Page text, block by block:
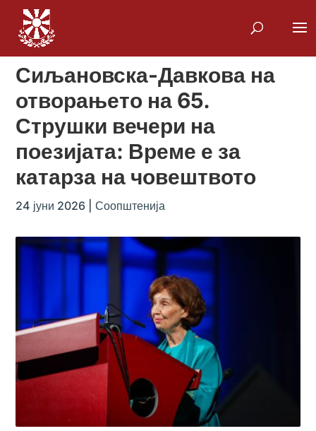
Сиљановска-Давкова на
отворањето на 65.
Струшки вечери на
поезијата: Време е за
катарза на човештвото
24 јуни 2026 |Соопштенија